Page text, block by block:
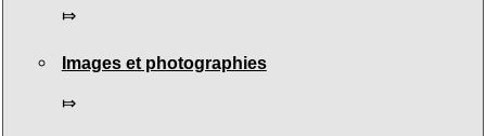
⤇
Images et photographies
⤇